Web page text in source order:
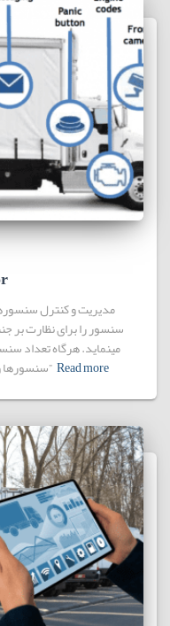
مدیریت و کنترل
سنسور را برای نظارت بر
مینماید. هرگاه تعداد
سنسورها واقعا مهم می‌شود. اپلیکیشن “سنسولاتور”Read more